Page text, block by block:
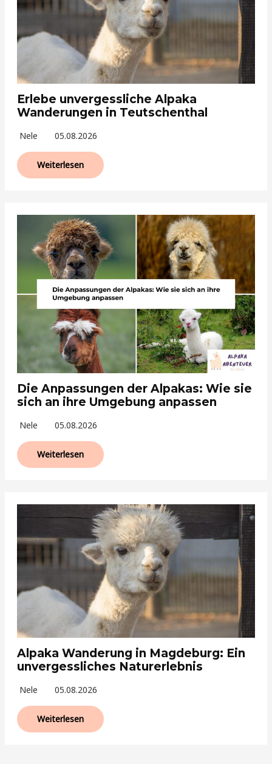
Erlebe unvergessliche Alpaka
Wanderungen in Teutschenthal
Nele 05.08.2026
Weiterlesen
Die Anpassungen der Alpakas: Wie sie
sich an ihre Umgebung anpassen
Nele 05.08.2026
Weiterlesen
Alpaka Wanderung in Magdeburg: Ein
unvergessliches Naturerlebnis
Nele 05.08.2026
Weiterlesen